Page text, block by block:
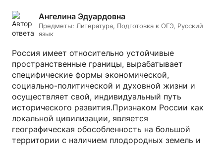
Ангелина Эдуардовна
Предметы: Литература, Подготовка к ОГЭ, Русский
язык
Россия имеет относительно устойчивые
пространственные границы, вырабатывает
специфические формы экономической,
социально-политической и духовной жизни и
осуществляет свой, индивидуальный путь
исторического развития.Признаком России как
локальной цивилизации, является
географическая обособленность на большой
территории с наличием плодородных земель и